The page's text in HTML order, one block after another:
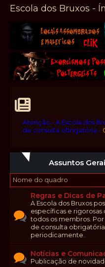
Escola dos Bruxos -
Atenção - A Escola dos
de consulta obrigatória -
Assuntos
Nome do quadro
Regras e Dicas de
A Escola dos Bruxos
específicas e
todos os membros.
de consulta
periodicamente.
Notícias e
Publicação de